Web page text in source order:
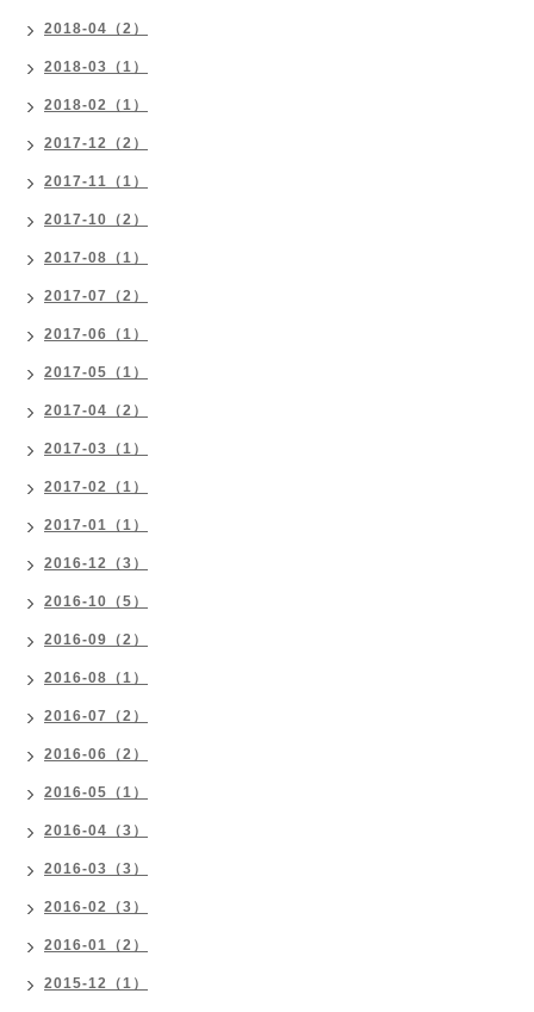
2018-04（2）
2018-03（1）
2018-02（1）
2017-12（2）
2017-11（1）
2017-10（2）
2017-08（1）
2017-07（2）
2017-06（1）
2017-05（1）
2017-04（2）
2017-03（1）
2017-02（1）
2017-01（1）
2016-12（3）
2016-10（5）
2016-09（2）
2016-08（1）
2016-07（2）
2016-06（2）
2016-05（1）
2016-04（3）
2016-03（3）
2016-02（3）
2016-01（2）
2015-12（1）